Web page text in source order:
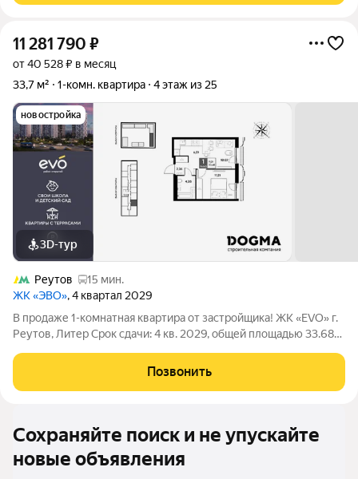
11 281 790 ₽
от 40 528 ₽ в месяц
33,7 м²
1-комн. квартира 4 этаж из 25
новостройка
3D-тур
Реутов
15 мин.
ЖК «ЭВО», 4 квартал 2029
В продаже 1-комнатная квартира от застройщика! ЖК «EVO» г.
Реутов, Литер Срок сдачи: 4 кв. 2029, общей площадью 33.68
модернизма, главный принцип которого заключается в
создании новой архитектуры,
Позвонить
Сохраняйте поиск и не упускайте
новые объявления